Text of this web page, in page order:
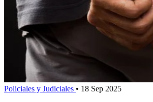
Policiales y Judiciales • 18 Sep 2025